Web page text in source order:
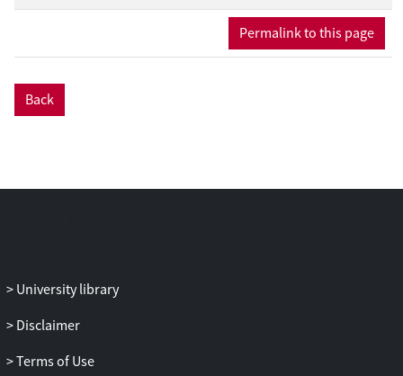
Permalink to this page
Back
University library
Disclaimer
Terms of Use